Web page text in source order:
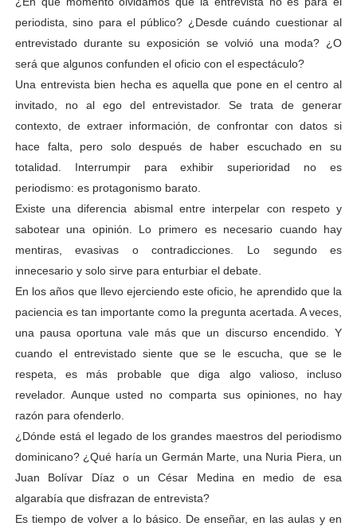
periodista, sino para el público? ¿Desde cuándo cuestionar al
entrevistado durante su exposición se volvió una moda? ¿O
será que algunos confunden el oficio con el espectáculo?
Una entrevista bien hecha es aquella que pone en el centro al
invitado, no al ego del entrevistador. Se trata de generar
contexto, de extraer información, de confrontar con datos si
hace falta, pero solo después de haber escuchado en su
totalidad. Interrumpir para exhibir superioridad no es
periodismo: es protagonismo barato.
Existe una diferencia abismal entre interpelar con respeto y
sabotear una opinión. Lo primero es necesario cuando hay
mentiras, evasivas o contradicciones. Lo segundo es
innecesario y solo sirve para enturbiar el debate.
En los años que llevo ejerciendo este oficio, he aprendido que la
paciencia es tan importante como la pregunta acertada. A veces,
una pausa oportuna vale más que un discurso encendido. Y
cuando el entrevistado siente que se le escucha, que se le
respeta, es más probable que diga algo valioso, incluso
revelador. Aunque usted no comparta sus opiniones, no hay
razón para ofenderlo.
¿Dónde está el legado de los grandes maestros del periodismo
dominicano? ¿Qué haría un Germán Marte, una Nuria Piera, un
Juan Bolívar Díaz o un César Medina en medio de esa
algarabía que disfrazan de entrevista?
Es tiempo de volver a lo básico. De enseñar, en las aulas y en